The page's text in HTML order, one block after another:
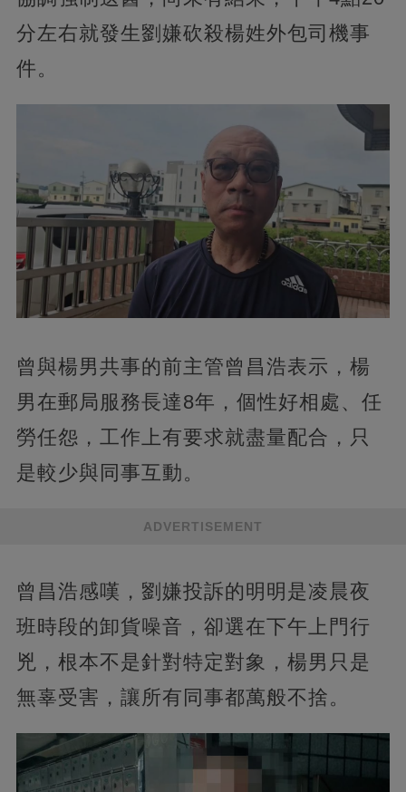
分左右就發生劉嫌砍殺楊姓外包司機事
件。
曾與楊男共事的前主管曾昌浩表示，楊
男在郵局服務長達8年，個性好相處、任
勞任怨，工作上有要求就盡量配合，只
是較少與同事互動。
ADVERTISEMENT
曾昌浩感嘆，劉嫌投訴的明明是凌晨夜
班時段的卸貨噪音，卻選在下午上門行
兇，根本不是針對特定對象，楊男只是
無辜受害，讓所有同事都萬般不捨。